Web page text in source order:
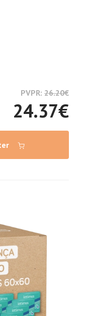
PVPR: 26.20€
24.37€